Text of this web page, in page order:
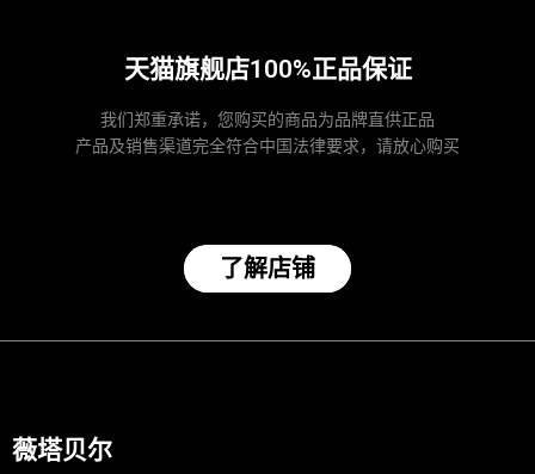
天猫旗舰店100%正品保证
我们郑重承诺，您购买的商品为品牌直供正品
产品及销售渠道完全符合中国法律要求，请放心购买
了解店铺
薇塔贝尔